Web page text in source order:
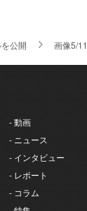
公開 画像5/11
- 動画
- ニュース
- インタビュー
- レポート
- コラム